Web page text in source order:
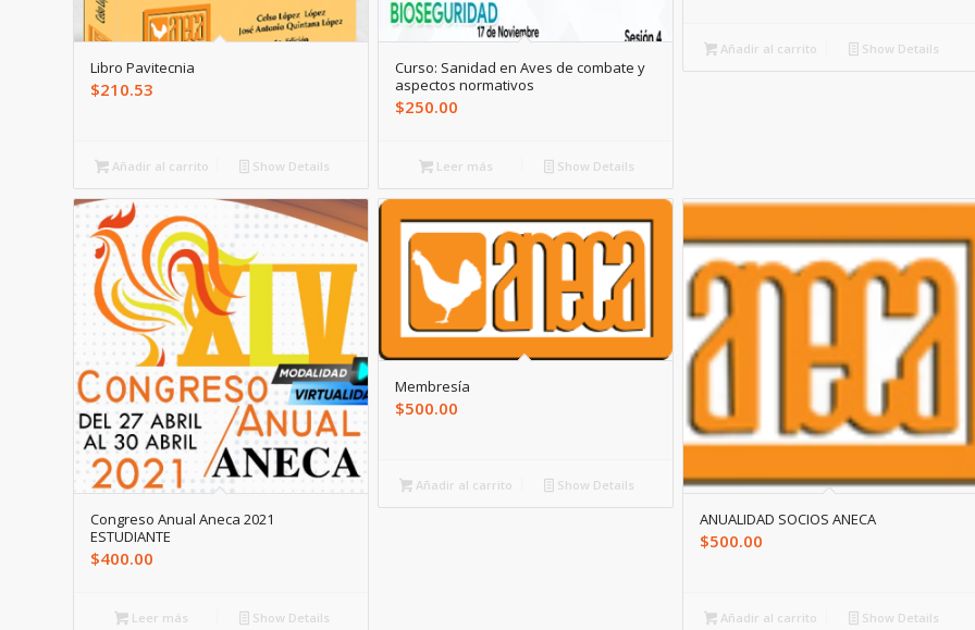
Libro Pavitecnia
$210.53
Añadir al carrito Show Details
Curso: Sanidad en Aves de combate y
aspectos normativos
$250.00
Leer más Show Details
Añadir al carrito Show Details
Congreso Anual Aneca 2021
ESTUDIANTE
$400.00
Leer más Show Details
Membresía
$500.00
Añadir al carrito Show Details
ANUALIDAD SOCIOS ANECA
$500.00
Añadir al carrito Show Details